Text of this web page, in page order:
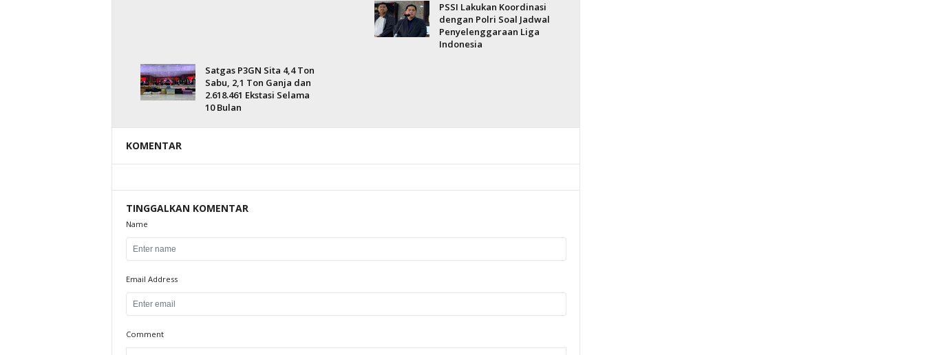
PSSI Lakukan Koordinasi
dengan Polri Soal Jadwal
Penyelenggaraan Liga
Indonesia
Satgas P3GN Sita 4,4 Ton
Sabu, 2,1 Ton Ganja dan
2.618.461 Ekstasi Selama
10 Bulan
KOMENTAR
TINGGALKAN KOMENTAR
Name
Email Address
Comment